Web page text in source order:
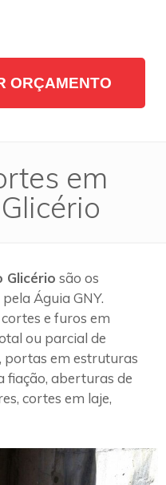
ORÇAMENTO
em
Glicério são os
Águia GNY.
e furos em
ou parcial de
portas em estruturas
fiação, aberturas de
cortes em laje,